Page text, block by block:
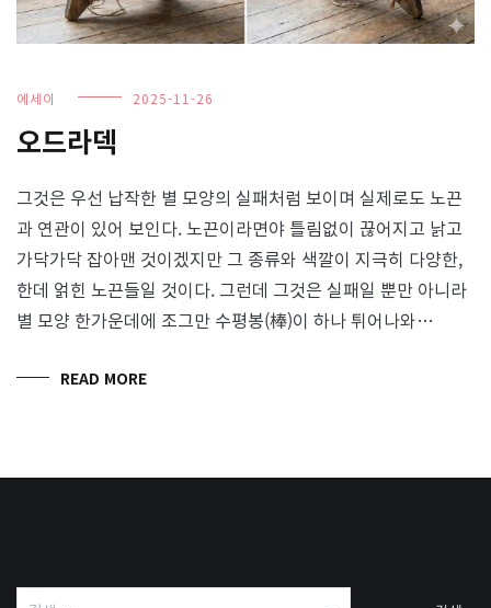
에세이 2025-11-26
오드라덱
그것은 우선 납작한 별 모양의 실패처럼 보이며 실제로도 노끈
과 연관이 있어 보인다. 노끈이라면야 틀림없이 끊어지고 낡고
가닥가닥 잡아맨 것이겠지만 그 종류와 색깔이 지극히 다양한,
한데 얽힌 노끈들일 것이다. 그런데 그것은 실패일 뿐만 아니라
별 모양 한가운데에 조그만 수평봉(棒)이 하나 튀어나와…
READ MORE
검